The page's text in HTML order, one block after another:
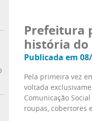
Prefeitura
história
Publicada em
Pela primeira vez
voltada
Comunicação
roupas, cobertores